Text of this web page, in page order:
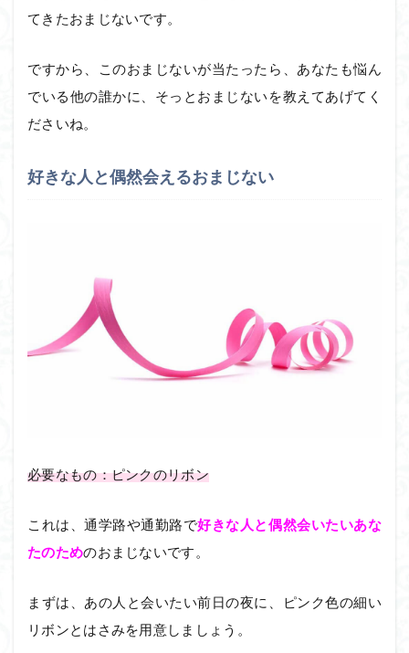
てきたおまじないです。
ですから、このおまじないが当たったら、あなたも悩ん
でいる他の誰かに、そっとおまじないを教えてあげてく
ださいね。
好きな人と偶然会えるおまじない
必要なもの：ピンクのリボン
これは、通学路や通勤路で好きな人と偶然会いたいあな
たのためのおまじないです。
まずは、あの人と会いたい前日の夜に、ピンク色の細い
リボンとはさみを用意しましょう。